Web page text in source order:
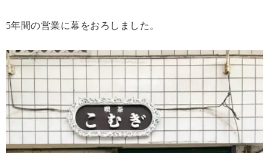
5年間の営業に幕をおろしました。